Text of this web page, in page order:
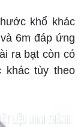
khổ khác
6m đáp ứng
ra bạt còn có
khác tùy theo